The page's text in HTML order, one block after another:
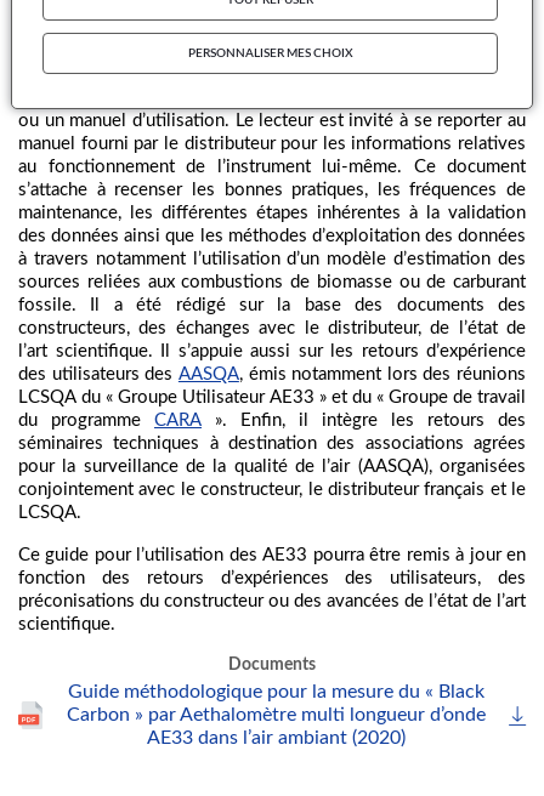
. Cet instrument permet la mesure
concentrations de carbone suie (ouBlack Carbon, BC), émis par
les sources de combustion.
ou un manuel d’utilisation. Le lecteur est invité à se reporter au
manuel fourni par le distributeur pour les informations relatives
au fonctionnement de l’instrument lui-même. Ce document
s’attache à recenser les bonnes pratiques, les fréquences de
maintenance, les différentes étapes inhérentes à la validation
des données ainsi que les méthodes d’exploitation des données
à travers notamment l’utilisation d’un modèle d’estimation des
sources reliées aux combustions de biomasse ou de carburant
fossile. Il a été rédigé sur la base des documents des
constructeurs, des échanges avec le distributeur, de l’état de
l’art scientifique. Il s’appuie aussi sur les retours d’expérience
des utilisateurs des AASQA, émis notamment lors des réunions
LCSQA du « Groupe Utilisateur AE33 » et du « Groupe de travail
du programme CARA ». Enfin, il intègre les retours des
séminaires techniques à destination des associations agrées
pour la surveillance de la qualité de l’air (AASQA), organisées
conjointement avec le constructeur, le distributeur français et le
LCSQA.
Ce guide pour l’utilisation des AE33 pourra être remis à jour en
fonction des retours d’expériences des utilisateurs, des
préconisations du constructeur ou des avancées de l’état de l’art
scientifique.
Documents
Guide méthodologique pour la mesure du « Black
Carbon » par Aethalomètre multi longueur d’onde
AE33 dans l’air ambiant (2020)
PERSONNALISER MES CHOIX